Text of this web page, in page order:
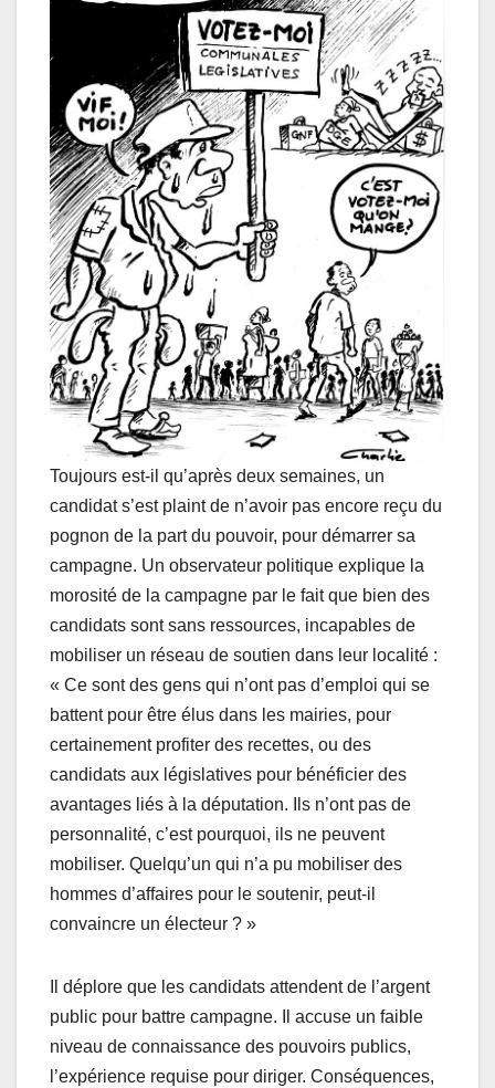
Toujours est-il qu’après deux semaines, un
candidat s’est plaint de n’avoir pas encore reçu du
pognon de la part du pouvoir, pour démarrer sa
campagne. Un observateur politique explique la
morosité de la campagne par le fait que bien des
candidats sont sans ressources, incapables de
mobiliser un réseau de soutien dans leur localité :
« Ce sont des gens qui n’ont pas d’emploi qui se
battent pour être élus dans les mairies, pour
certainement profiter des recettes, ou des
candidats aux législatives pour bénéficier des
avantages liés à la députation. Ils n’ont pas de
personnalité, c’est pourquoi, ils ne peuvent
mobiliser. Quelqu’un qui n’a pu mobiliser des
hommes d’affaires pour le soutenir, peut-il
convaincre un électeur ? »
Il déplore que les candidats attendent de l’argent
public pour battre campagne. Il accuse un faible
niveau de connaissance des pouvoirs publics,
l’expérience requise pour diriger. Conséquences,